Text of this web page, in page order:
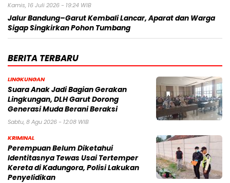
Kamis, 16 Juli 2026 - 19:24 WIB
Jalur Bandung–Garut Kembali Lancar, Aparat dan Warga
Sigap Singkirkan Pohon Tumbang
BERITA TERBARU
LINGKUNGAN
Suara Anak Jadi Bagian Gerakan
Lingkungan, DLH Garut Dorong
Generasi Muda Berani Beraksi
Sabtu, 8 Agu 2026 - 12:08 WIB
KRIMINAL
Perempuan Belum Diketahui
Identitasnya Tewas Usai Tertemper
Kereta di Kadungora, Polisi Lakukan
Penyelidikan